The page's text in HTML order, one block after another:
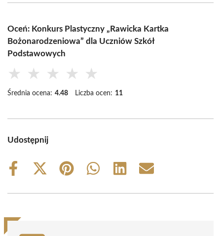
Oceń: Konkurs Plastyczny „Rawicka Kartka
Bożonarodzeniowa” dla Uczniów Szkół
Podstawowych
★ ★ ★ ★ ★
Średnia ocena: 4.48 Liczba ocen: 11
Udostępnij
Share
Share
(Twitter)
Share
Share
Share
Share